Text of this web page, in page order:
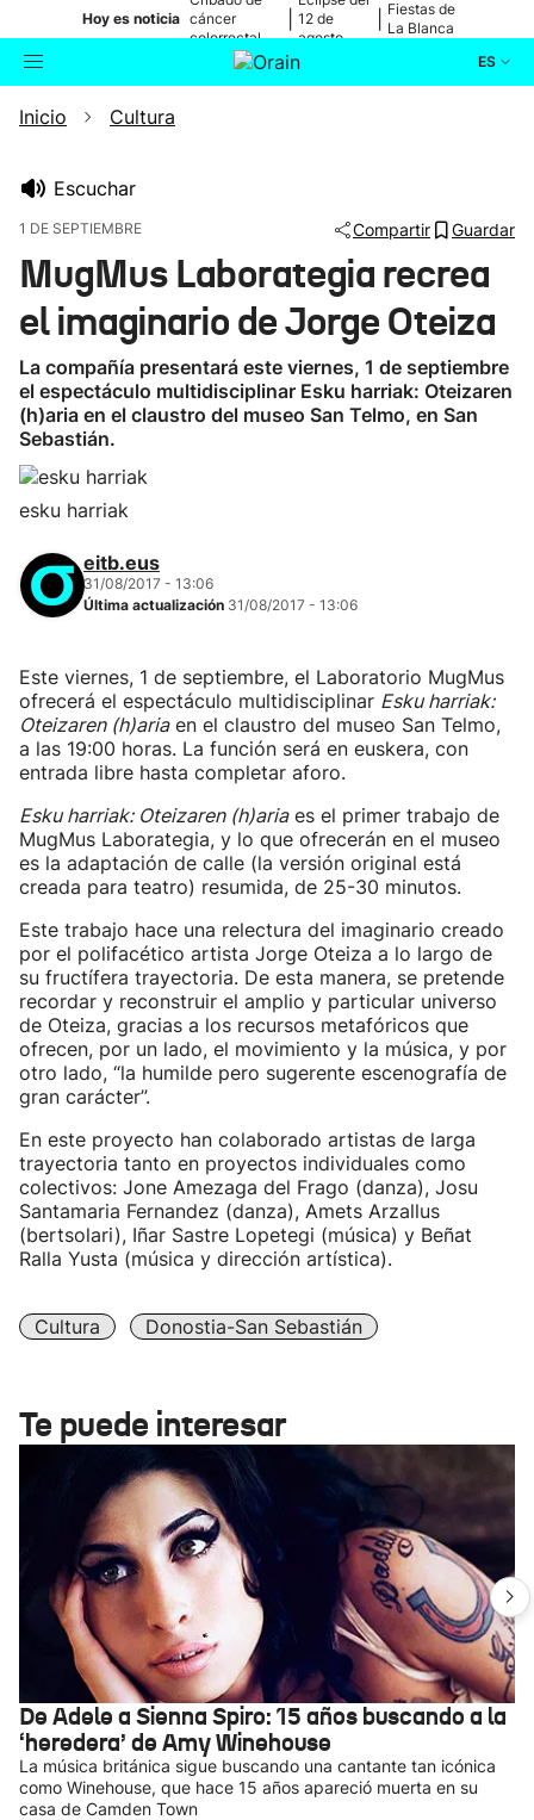
Hoy es noticia cáncer
colorrectal
12 de
agosto
Fiestas de
La Blanca
ES
Buscador
Ikusmiran
Eguraldia
Inicio Cultura
Escuchar
1 DE SEPTIEMBRE Compartir Guardar
MugMus Laborategia recrea
el imaginario de Jorge Oteiza
La compañía presentará este viernes, 1 de septiembre
el espectáculo multidisciplinar Esku harriak: Oteizaren
(h)aria en el claustro del museo San Telmo, en San
Sebastián.
esku harriak
eitb.eus
31/08/2017 - 13:06
Última actualización 31/08/2017 - 13:06
Este viernes, 1 de septiembre, el Laboratorio MugMus
ofrecerá el espectáculo multidisciplinar Esku harriak:
Oteizaren (h)ariaen el claustro del museo San Telmo,
a las 19:00 horas. La función será en euskera, con
entrada libre hasta completar aforo.
Esku harriak: Oteizaren (h)ariaes el primer trabajo de
MugMus Laborategia, y lo que ofrecerán en el museo
es la adaptación de calle (la versión original está
creada para teatro) resumida, de 25-30 minutos.
Este trabajo hace una relectura del imaginario creado
por el polifacético artista Jorge Oteiza a lo largo de
su fructífera trayectoria. De esta manera, se pretende
recordar y reconstruir el amplio y particular universo
de Oteiza, gracias a los recursos metafóricos que
ofrecen, por un lado, el movimiento y la música, y por
otro lado, “la humilde pero sugerente escenografía de
gran carácter”.
En este proyecto han colaborado artistas de larga
trayectoria tanto en proyectos individuales como
colectivos: Jone Amezaga del Frago (danza), Josu
Santamaria Fernandez (danza), Amets Arzallus
(bertsolari), Iñar Sastre Lopetegi (música) y Beñat
Ralla Yusta (música y dirección artística).
Cultura Donostia-San Sebastián
Te puede interesar
De Adele a Sienna Spiro: 15 años buscando a la
‘heredera’ de Amy Winehouse
La música británica sigue buscando una cantante tan icónica
como Winehouse, que hace 15 años apareció muerta en su
casa de Camden Town